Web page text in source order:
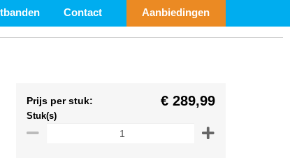
Contact Aanbiedingen
Prijs per stuk: € 289,99
Stuk(s)